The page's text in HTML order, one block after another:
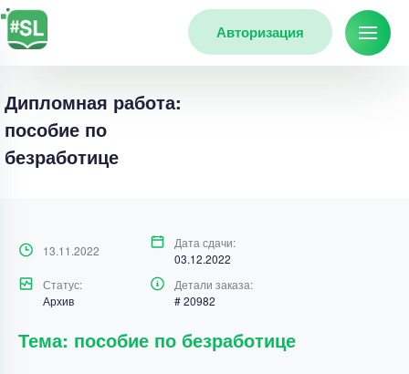
Авторизация
Дипломная работа:
пособие по
безработице
13.11.2022
Дата сдачи:
03.12.2022
Статус:
Архив
Детали заказа:
# 20982
Тема: пособие по безработице